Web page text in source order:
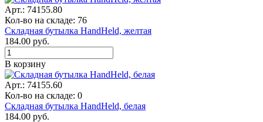
Арт.: 74155.80
Кол-во на складе: 76
Складная бутылка HandHeld, желтая
184.00 руб.
В корзину
Арт.: 74155.60
Кол-во на складе: 0
Складная бутылка HandHeld, белая
184.00 руб.